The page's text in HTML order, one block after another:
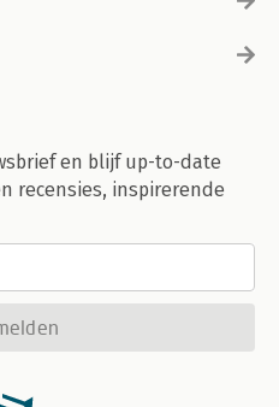
en blijf up-to-date
recensies, inspirerende